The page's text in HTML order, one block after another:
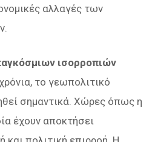
αλλαγές των
ισορροπιών
το γεωπολιτικό
σημαντικά. Χώρες όπως η
έχουν αποκτήσει